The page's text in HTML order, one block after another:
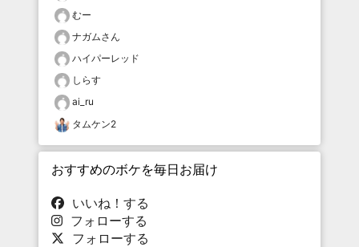
むー
ナガムさん
ハイパーレッド
しらす
ai_ru
タムケン2
おすすめのボケを毎日お届け
いいね！する
フォローする
フォローする